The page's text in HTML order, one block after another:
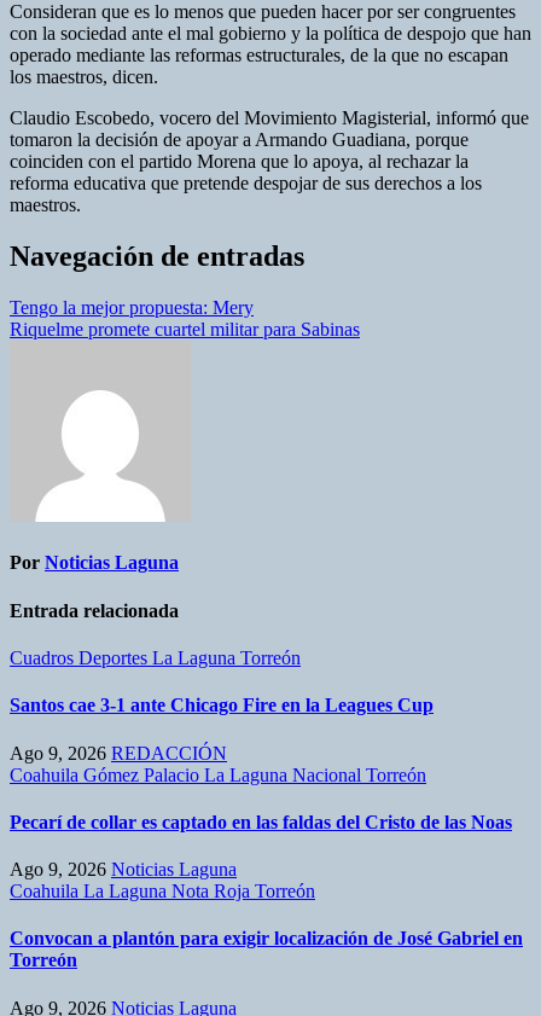
Consideran que es lo menos que pueden hacer por ser congruentes
con la sociedad ante el mal gobierno y la política de despojo que han
operado mediante las reformas estructurales, de la que no escapan
los maestros, dicen.
Claudio Escobedo, vocero del Movimiento Magisterial, informó que
tomaron la decisión de apoyar a Armando Guadiana, porque
coinciden con el partido Morena que lo apoya, al rechazar la
reforma educativa que pretende despojar de sus derechos a los
maestros.
Navegación de entradas
Tengo la mejor propuesta: Mery
Riquelme promete cuartel militar para Sabinas
Por Noticias Laguna
Entrada relacionada
Cuadros Deportes La Laguna Torreón
Santos cae 3-1 ante Chicago Fire en la Leagues Cup
Ago 9, 2026 REDACCIÓN
Coahuila Gómez Palacio La Laguna Nacional Torreón
Pecarí de collar es captado en las faldas del Cristo de las Noas
Ago 9, 2026 Noticias Laguna
Coahuila La Laguna Nota Roja Torreón
Convocan a plantón para exigir localización de José Gabriel en
Torreón
Ago 9, 2026 Noticias Laguna